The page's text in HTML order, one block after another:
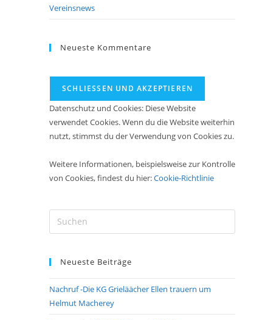
Vereinsnews
Neueste Kommentare
Datenschutz und Cookies: Diese Website
verwendet Cookies. Wenn du die Website weiterhin
nutzt, stimmst du der Verwendung von Cookies zu.
Weitere Informationen, beispielsweise zur Kontrolle
von Cookies, findest du hier:Cookie-Richtlinie
Escape
Neueste Beiträge
Nachruf -Die KG Grieläächer Ellen trauern um
Helmut Macherey